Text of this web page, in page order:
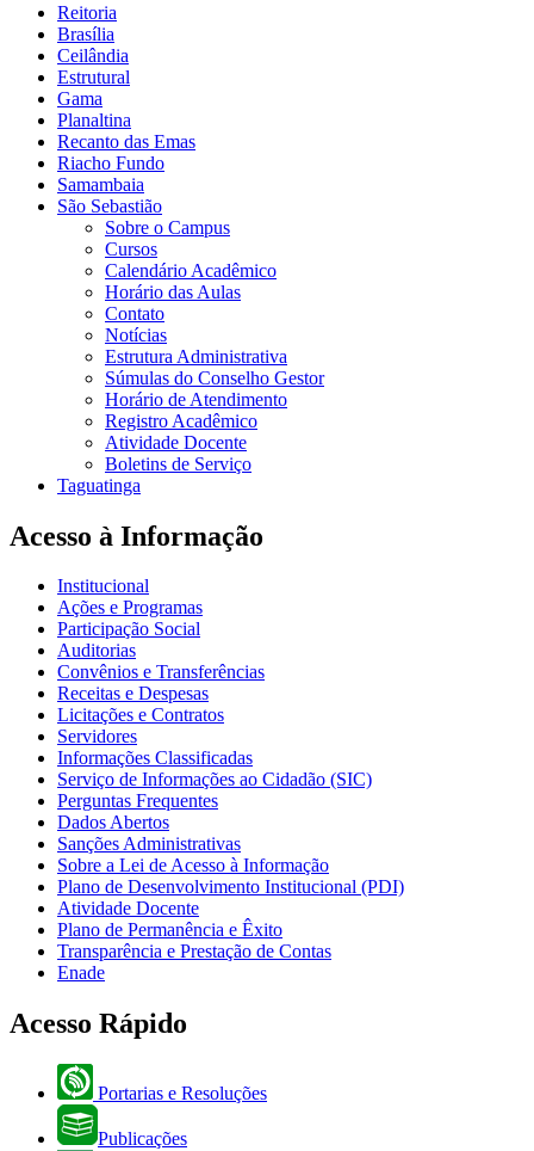
Reitoria
Brasília
Ceilândia
Estrutural
Gama
Planaltina
Recanto das Emas
Riacho Fundo
Samambaia
São Sebastião
Sobre o Campus
Cursos
Calendário Acadêmico
Horário das Aulas
Contato
Notícias
Estrutura Administrativa
Súmulas do Conselho Gestor
Horário de Atendimento
Registro Acadêmico
Atividade Docente
Boletins de Serviço
Taguatinga
Acesso à Informação
Institucional
Ações e Programas
Participação Social
Auditorias
Convênios e Transferências
Receitas e Despesas
Licitações e Contratos
Servidores
Informações Classificadas
Serviço de Informações ao Cidadão (SIC)
Perguntas Frequentes
Dados Abertos
Sanções Administrativas
Sobre a Lei de Acesso à Informação
Plano de Desenvolvimento Institucional (PDI)
Atividade Docente
Plano de Permanência e Êxito
Transparência e Prestação de Contas
Enade
Acesso Rápido
Portarias e Resoluções
Publicações